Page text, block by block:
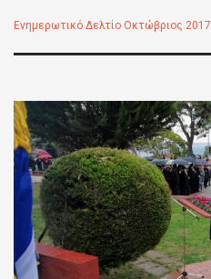
Ενημερωτικό Δελτίο Οκτώβριος 2017